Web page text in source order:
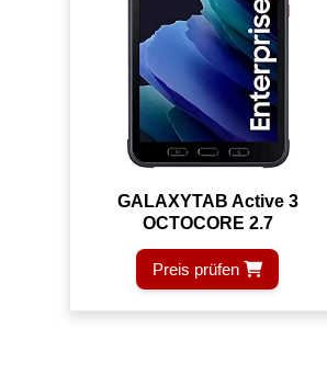
GALAXYTAB Active 3
OCTOCORE 2.7
Preis prüfen